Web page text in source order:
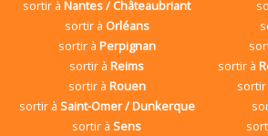
sortir àNantes / Châteaubriant
sortir à Orléans
sortir à Perpignan
sortir àReims sortir à
sortir à Rouen
sortir à Saint-Omer / Dunkerque
sortir àSens